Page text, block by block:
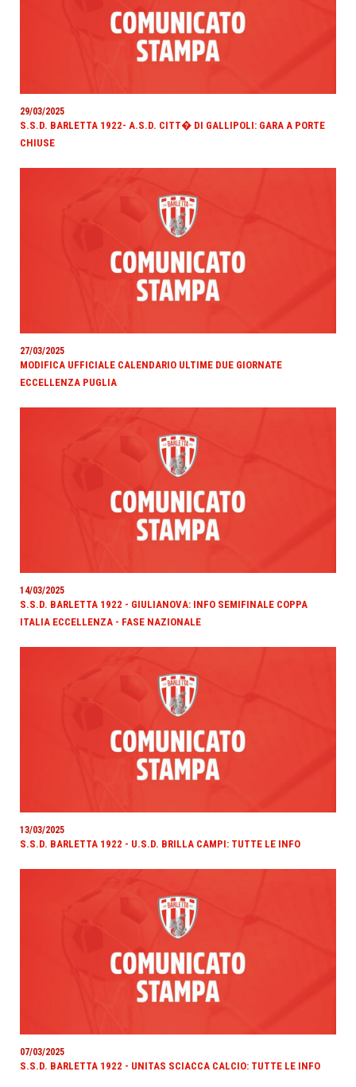
29/03/2025
S.S.D. BARLETTA 1922- A.S.D. CITT� DI GALLIPOLI: GARA A PORTE
CHIUSE
27/03/2025
MODIFICA UFFICIALE CALENDARIO ULTIME DUE GIORNATE
ECCELLENZA PUGLIA
14/03/2025
S.S.D. BARLETTA 1922 - GIULIANOVA: INFO SEMIFINALE COPPA
ITALIA ECCELLENZA - FASE NAZIONALE
13/03/2025
S.S.D. BARLETTA 1922 - U.S.D. BRILLA CAMPI: TUTTE LE INFO
07/03/2025
S.S.D. BARLETTA 1922 - UNITAS SCIACCA CALCIO: TUTTE LE INFO